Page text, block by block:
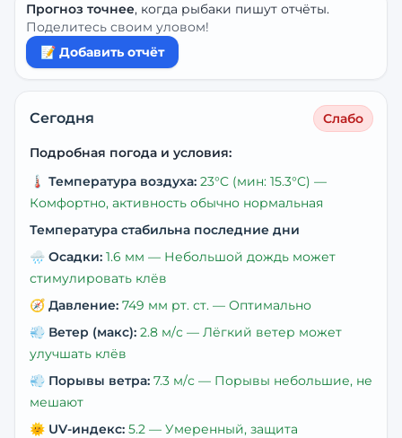
Прогноз точнее, когда рыбаки пишут отчёты.
Поделитесь своим уловом!
📝 Добавить отчёт
Сегодня Слабо
Подробная погода и условия:
🌡️ Температура воздуха: 23°C (мин: 15.3°C) —
Комфортно, активность обычно нормальная
Температура стабильна последние дни
🌧️ Осадки: 1.6 мм — Небольшой дождь может
стимулировать клёв
🧭 Давление: 749 мм рт. ст. — Оптимально
💨 Ветер (макс): 2.8 м/с — Лёгкий ветер может
улучшать клёв
💨 Порывы ветра: 7.3 м/с — Порывы небольшие, не
мешают
🌞 UV-индекс: 5.2 — Умеренный, защита